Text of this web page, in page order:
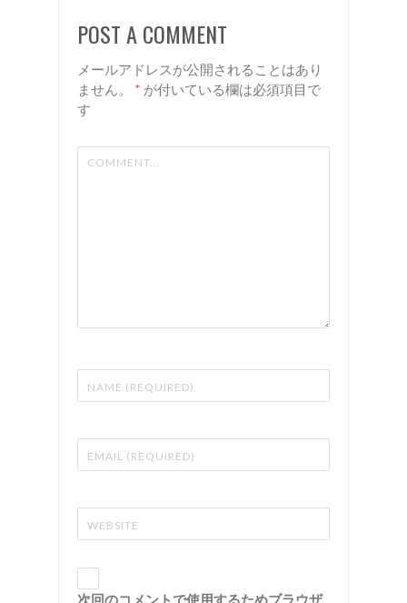
ン
室 リア
ン
POST A COMMENT
メールアドレスが公開されることはあり
ません。
* が付いている欄は必須項目で
す
次回のコメントで使用するためブラウザ